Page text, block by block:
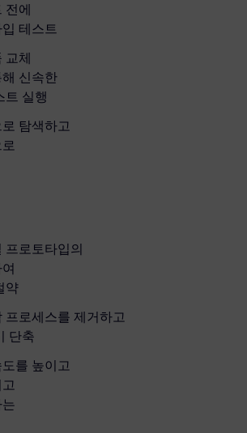
전에
테스트
교체
신속한
트 실행
탐색하고
프로토타입의
약
프로세스를 제거하고
단축
를 높이고